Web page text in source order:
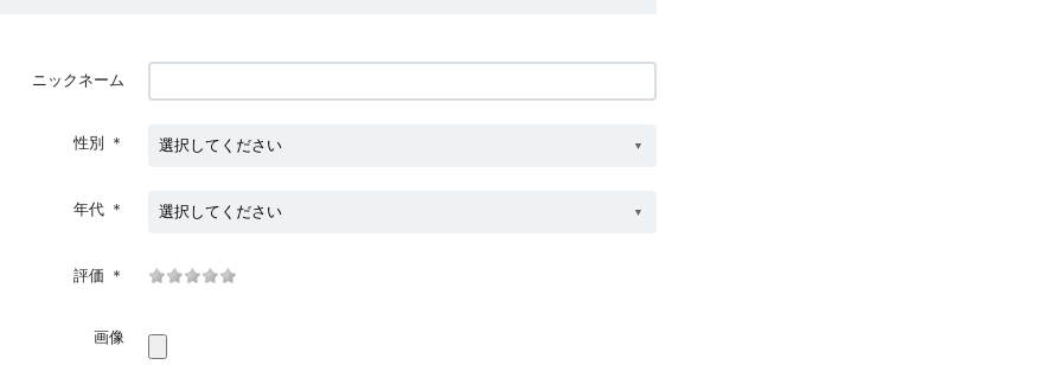
ニックネーム
性別 ＊
年代 ＊
評価 ＊
画像